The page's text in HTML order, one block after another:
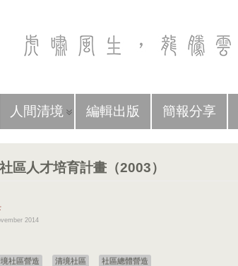
人間清境 編輯出版 簡報分享
區人才培育計畫（2003）
2014
社區營造 清境社區 社區總體營造